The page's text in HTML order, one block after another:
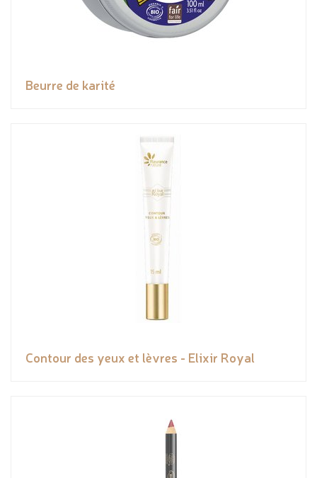
Beurre de karité
Contour des yeux et lèvres - Elixir Royal